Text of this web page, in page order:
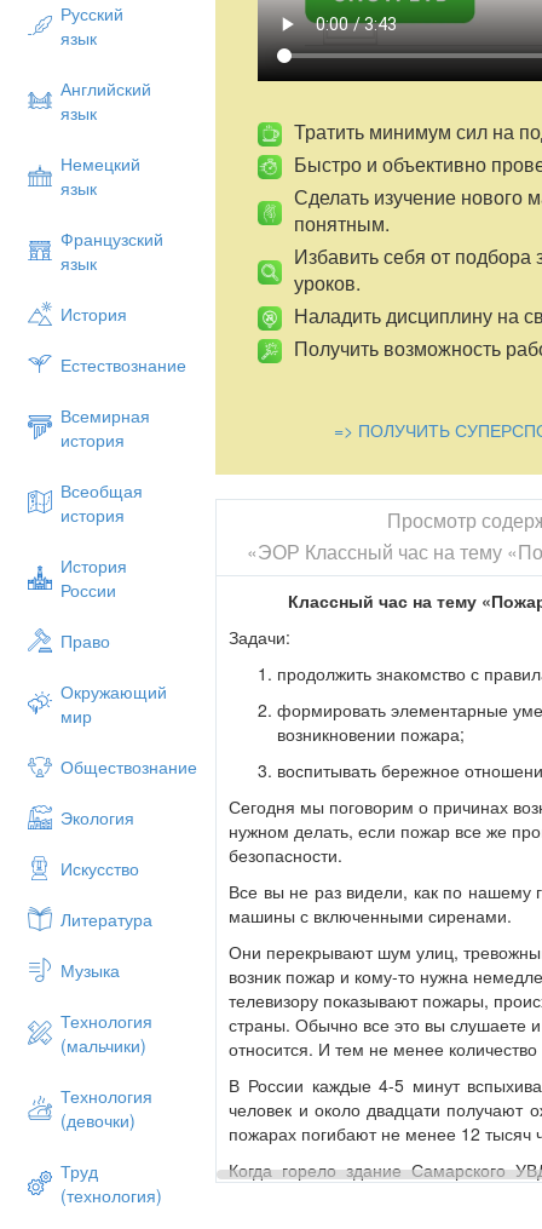
Русский
язык
Английский
язык
Немецкий
язык
Французский
язык
История
Естествознание
Всемирная
история
Всеобщая
история
История
России
Право
Окружающий
мир
Обществознание
Экология
Искусство
Литература
Музыка
Технология
(мальчики)
Технология
(девочки)
Труд
(технология)
Тратить минимум сил на
Быстро и объективно
Сделать изучение нового
понятным.
Избавить себя от подбора
уроков.
Наладить дисциплину на
Получить возможность
=> ПОЛУЧИТЬ
Просмотр
«ЭОР Классный час на тему
Классный час на тему
Задачи:
продолжить знакомство с
формировать элементарные
возникновении пожара;
воспитывать бережное
Сегодня мы поговорим о причинах
нужном делать, если пожар все же
безопасности.
Все вы не раз видели, как по нашему
машины с включенными сиренами.
Они перекрывают шум улиц,
возник пожар и кому-то нужна
телевизору показывают пожары,
страны. Обычно все это вы слушаете
относится. И тем не менее
В России каждые 4-5 минут
человек и около двадцати получают
пожарах погибают не менее 12 тысяч
Когда горело здание Самарского